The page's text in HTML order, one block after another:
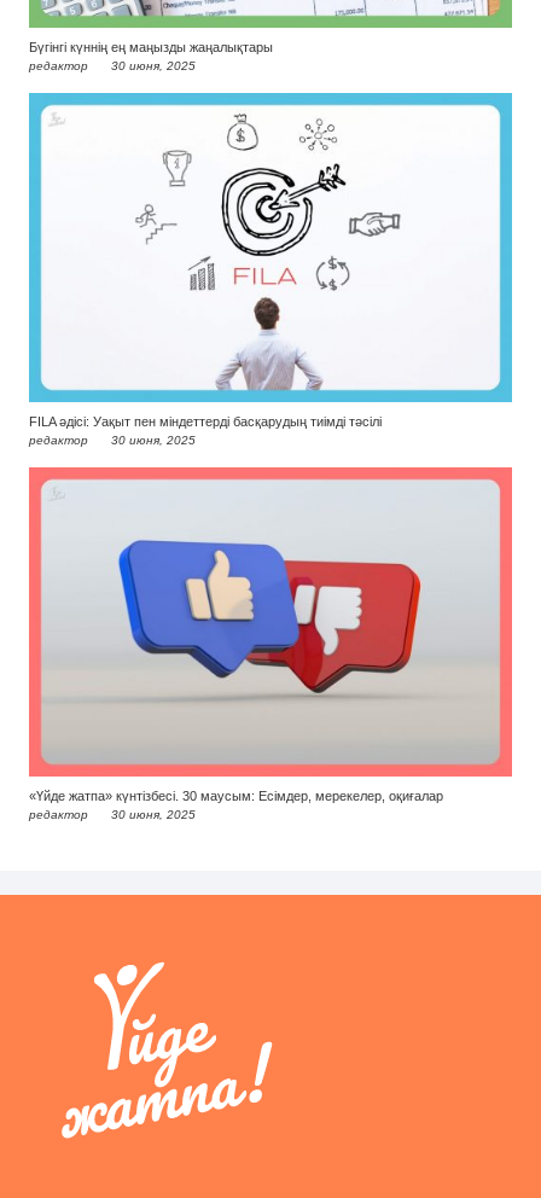
Бүгінгі күннің ең маңызды жаңалықтары
редактор 30 июня, 2025
FILA әдісі: Уақыт пен міндеттерді басқарудың тиімді тәсілі
редактор 30 июня, 2025
«Үйде жатпа» күнтізбесі. 30 маусым: Есімдер, мерекелер, оқиғалар
редактор 30 июня, 2025